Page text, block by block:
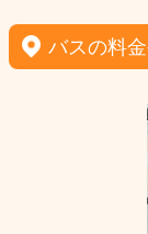
バスの料